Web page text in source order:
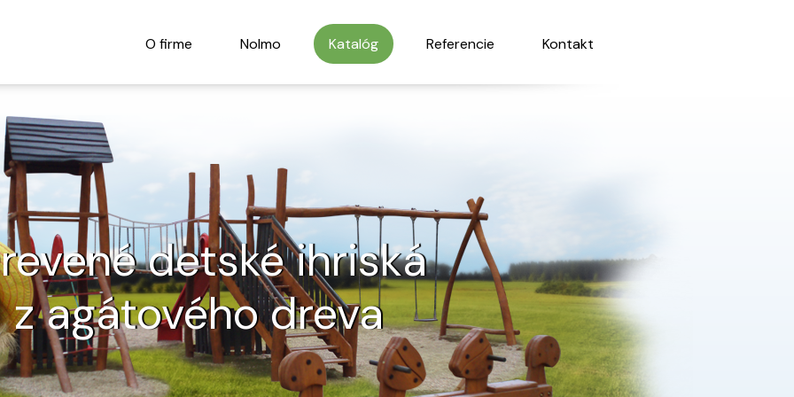
O firme Nolmo Katalóg Referencie Kontakt
detské ihriská
z agátového dreva